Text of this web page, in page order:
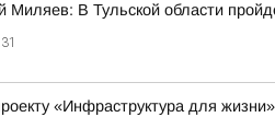
Миляев: В Тульской области
«Инфраструктура для